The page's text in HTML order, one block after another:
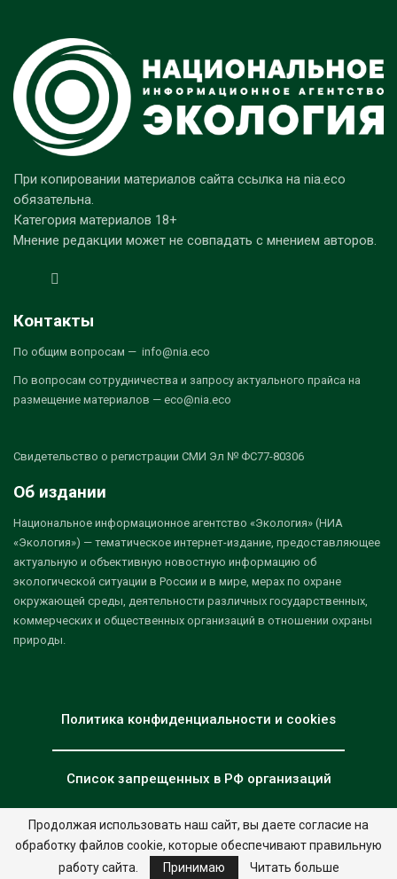
При копировании материалов сайта ссылка на nia.eco
обязательна.
Категория материалов 18+
Мнение редакции может не совпадать с мнением авторов.
Контакты
По общим вопросам — info@nia.eco
По вопросам сотрудничества и запросу актуального прайса на
размещение материалов — eco@nia.eco
Свидетельство о регистрации СМИ Эл № ФС77-80306
Об издании
Национальное информационное агентство «Экология» (НИА
«Экология») — тематическое интернет-издание, предоставляющее
актуальную и объективную новостную информацию об
экологической ситуации в России и в мире, мерах по охране
окружающей среды, деятельности различных государственных,
коммерческих и общественных организаций в отношении охраны
природы.
Политика конфиденциальности и cookies
Список запрещенных в РФ организаций
© 2026 - НИА "Экология". Все права защищены. Дизайн:nia.eco
Продолжая использовать наш сайт, вы даете согласие на
обработку файлов cookie, которые обеспечивают правильную
работу сайта.
Принимаю Читать больше